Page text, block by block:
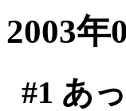
2003年
#1 あ